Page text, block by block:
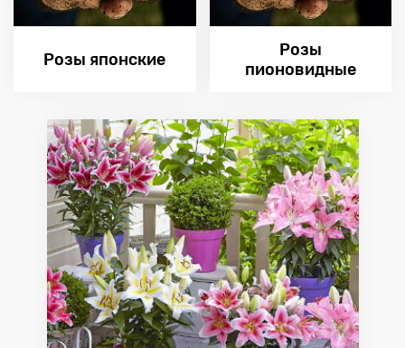
Розы японские
Розы
пионовидные